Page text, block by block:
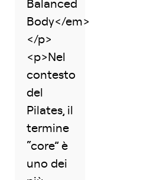
Balanced
Body</em>
</p>
<p>Nel
contesto
del
Pilates, il
termine
“core” è
uno dei